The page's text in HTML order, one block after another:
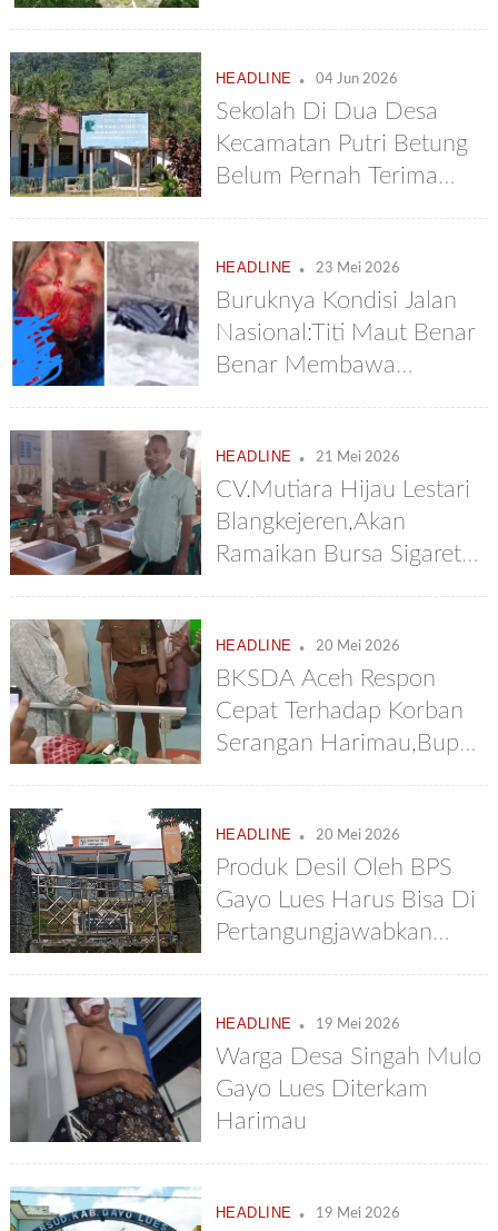
HEADLINE . 04 Jun 2026
Sekolah Di Dua Desa
Kecamatan Putri Betung
Belum Pernah Terima
HEADLINE . 23 Mei 2026
Buruknya Kondisi Jalan
Nasional:Titi Maut Benar
Benar Membawa
HEADLINE . 21 Mei 2026
CV.Mutiara Hijau Lestari
Blangkejeren,Akan
Ramaikan Bursa Sigaret
HEADLINE . 20 Mei 2026
BKSDA Aceh Respon
Cepat Terhadap Korban
Serangan Harimau,Bupati
HEADLINE . 20 Mei 2026
Produk Desil Oleh BPS
Gayo Lues Harus Bisa Di
Pertangungjawabkan
HEADLINE . 19 Mei 2026
Warga Desa Singah Mulo
Gayo Lues Diterkam
Harimau
HEADLINE . 19 Mei 2026